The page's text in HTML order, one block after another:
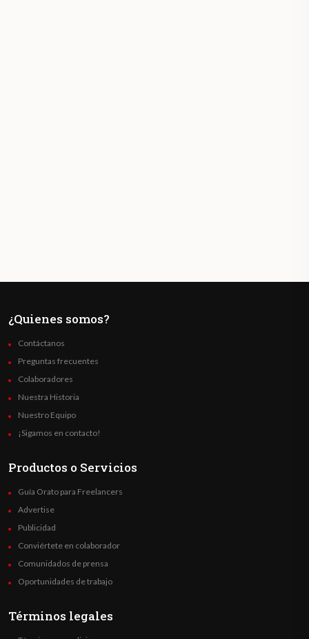
¿Quienes somos?
Contáctanos
Preguntas frecuentes
Colaboradores
Nuestra Historia
Nuestro Equipo
¡Sigamos en contacto!
Productos o Servicios
Guía Orato para Freelancers
Advertise
Publicidad
Conviértete en colaborador
Comunidados de prensa
Oportunidades de trabajo
Términos legales